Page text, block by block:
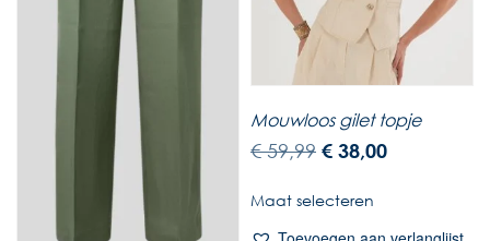
Mouwloos gilet topje
€59,99 € 38,00
Maat selecteren